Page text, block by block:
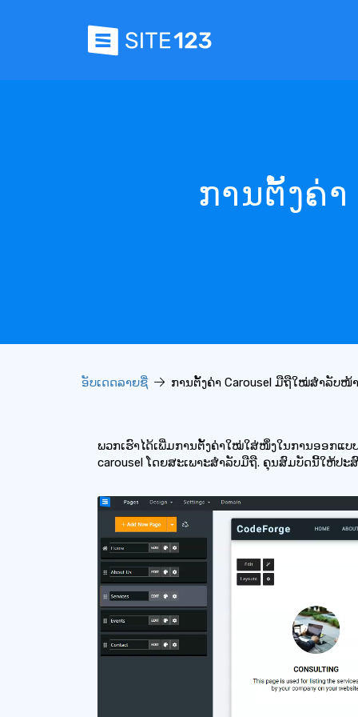
ການຕັ້ງຄ່
ອັບເດດລາຍຊື່ ການຕັ້ງຄ່າ Carousel ມືຖືໃໝ່ສຳລັບໜ້
ພວກເຮົາໄດ້ເພີ່ມການຕັ້ງຄ່າໃໝ່ໃສ່ໜຶ່ງໃນການອອກແ
carousel ໂດຍສະເພາະສໍາລັບມືຖື. ຄຸນສົມບັດນີ້ໃຫ້ປ